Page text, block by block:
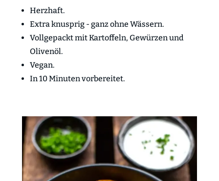
Herzhaft.
Extra knusprig - ganz ohne Wässern.
Vollgepackt mit Kartoffeln, Gewürzen und
Olivenöl.
Vegan.
In 10 Minuten vorbereitet.